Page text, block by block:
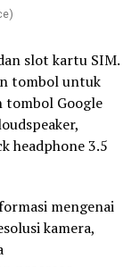
slot kartu SIM.
tombol untuk
tombol Google
headphone 3.5
mengenai
kamera,